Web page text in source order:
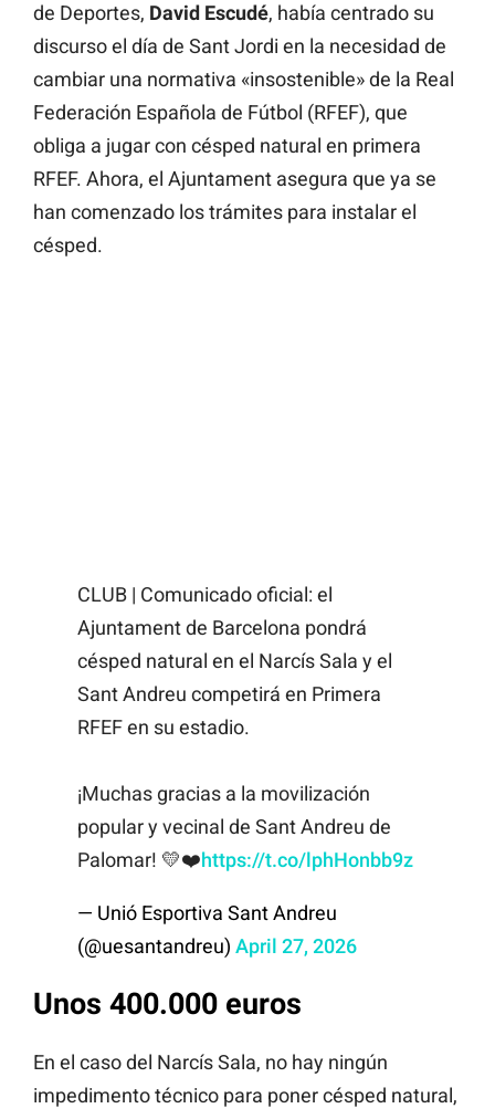
de Deportes, David Escudé, había centrado su
discurso el día de Sant Jordi en la necesidad de
cambiar una normativa «insostenible» de la Real
Federación Española de Fútbol (RFEF), que
obliga a jugar con césped natural en primera
RFEF. Ahora, el Ajuntament asegura que ya se
han comenzado los trámites para instalar el
césped.
CLUB | Comunicado oficial: el
Ajuntament de Barcelona pondrá
césped natural en el Narcís Sala y el
Sant Andreu competirá en Primera
RFEF en su estadio.
¡Muchas gracias a la movilización
popular y vecinal de Sant Andreu de
Palomar! 💛❤️https://t.co/lphHonbb9z
— Unió Esportiva Sant Andreu
(@uesantandreu) April 27, 2026
Unos 400.000 euros
En el caso del Narcís Sala, no hay ningún
impedimento técnico para poner césped natural,